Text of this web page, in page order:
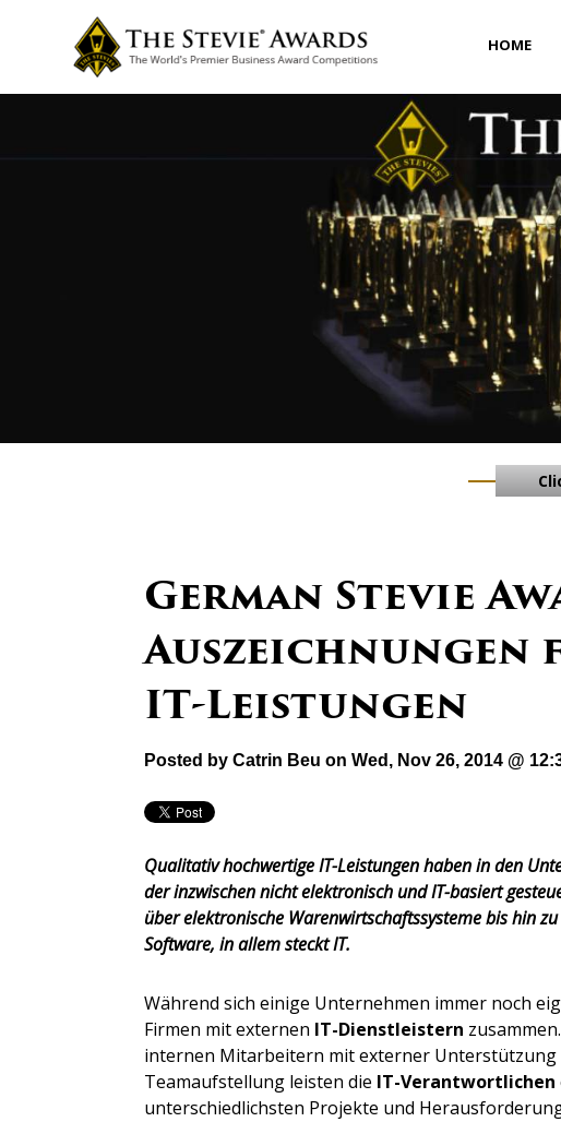
HOME
German Stevie
Auszeichnungen
IT-Leistungen
Posted by Catrin Beu on Wed, Nov 26, 2014 @
Qualitativ hochwertige IT-Leistungen haben in den
der inzwischen nicht elektronisch und IT-basiert
über elektronische Warenwirtschaftssysteme bis hin
Software, in allem steckt IT.
Während sich einige Unternehmen immer noch
Firmen mit externen IT-Dienstleistern
internen Mitarbeitern mit externer
Teamaufstellung leisten die IT-Verantwortlichen
unterschiedlichsten Projekte und